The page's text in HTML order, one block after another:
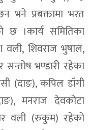
भने प्रबक्तामा भरत
छ ।कार्य समितिका
शिवराज भुषाल,
भण्डारी रहेका
(दाङ), कपिल डॉगी
मनराज देवकोटा
वली (रुकुम) रहेको